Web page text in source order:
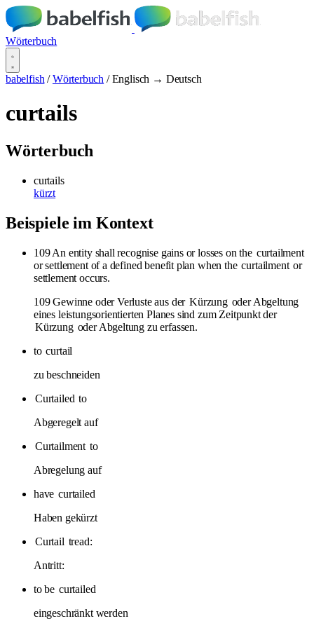
Wörterbuch
babelfish / Wörterbuch / Englisch → Deutsch
curtails
Wörterbuch
curtails
kürzt
Beispiele im Kontext
109 An entity shall recognise gains or losses on the curtailment
or settlement of a defined benefit plan when the curtailment or
settlement occurs.
109 Gewinne oder Verluste aus der Kürzung oder Abgeltung
eines leistungsorientierten Planes sind zum Zeitpunkt der
Kürzung oder Abgeltung zu erfassen.
to curtail
zu beschneiden
Curtailed to
Abgeregelt auf
Curtailment to
Abregelung auf
have curtailed
Haben gekürzt
Curtail tread:
Antritt:
to be curtailed
eingeschränkt werden